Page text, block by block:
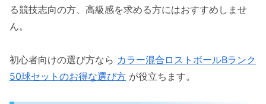
る競技志向の方、高級感を求める方にはおすすめしませ
ん。
初心者向けの選び方なら カラー混合ロストボールBランク
50球セットのお得な選び方 が役立ちます。